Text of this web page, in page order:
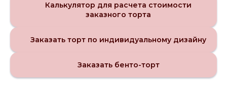
Калькулятор для расчета стоимости
заказного торта
Заказать торт по индивидуальному дизайну
Заказать бенто-торт